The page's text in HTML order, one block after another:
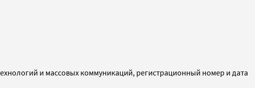
и массовых коммуникаций, регистрационный номер и дата